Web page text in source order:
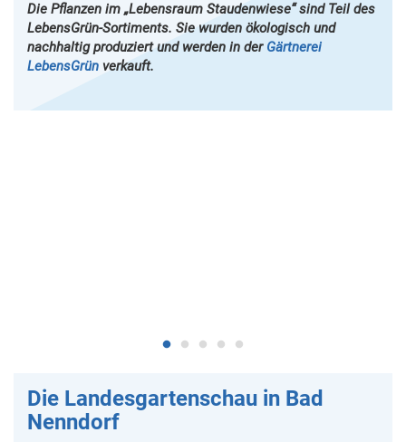
Die Pflanzen im „Lebensraum Staudenwiese“ sind Teil des
LebensGrün-Sortiments. Sie wurden ökologisch und
nachhaltig produziert und werden in der Gärtnerei
LebensGrün verkauft.
Die Landesgartenschau in Bad
Nenndorf